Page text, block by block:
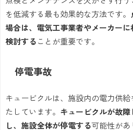
を低減する最も効果的な方法です。
場合は、電気工事業者やメーカー
検討する ことが重要です。
停電事故
キュービクルは、施設内の電力供
たしています。 キュービクルが故
し、施設全体が停電する可能性があ